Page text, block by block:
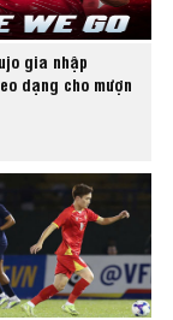
gia nhập
dạng cho mượn